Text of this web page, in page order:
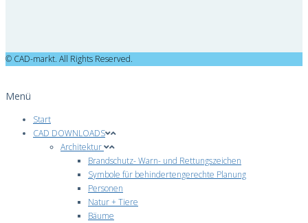
© CAD-markt. All Rights Reserved.
Menü
Start
CAD DOWNLOADS
Architektur
Brandschutz- Warn- und Rettungszeichen
Symbole für behindertengerechte Planung
Personen
Natur + Tiere
Bäume